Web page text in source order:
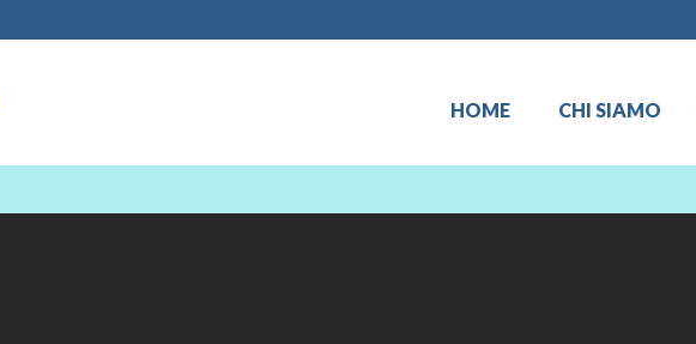
HOME CHI SIAMO